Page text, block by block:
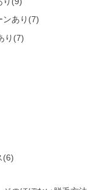
ンあり(7)
り(7)
(6)